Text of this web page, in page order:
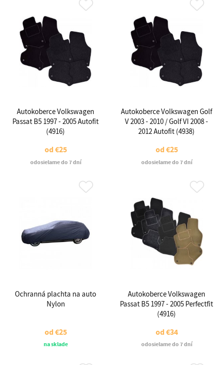
Autokoberce Volkswagen
Passat B5 1997 - 2005 Autofit
(4916)
od€25
odosielame do 7 dní
Autokoberce Volkswagen Golf
V 2003 - 2010 / Golf VI 2008 -
2012 Autofit (4938)
od€25
odosielame do 7 dní
Ochranná plachta na auto
Nylon
od€25
na sklade
Autokoberce Volkswagen
Passat B5 1997 - 2005 Perfectfit
(4916)
od€34
odosielame do 7 dní